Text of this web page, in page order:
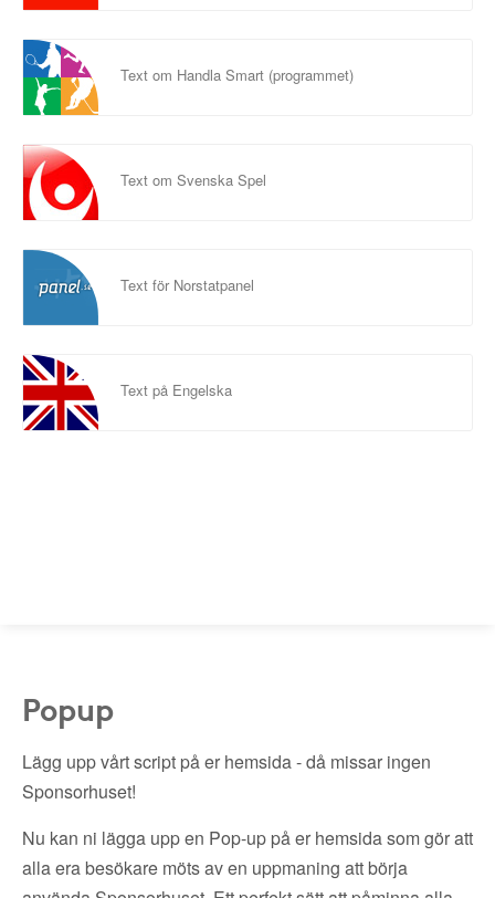
Text om Handla Smart (programmet)
Text om Svenska Spel
Text för Norstatpanel
Text på Engelska
Popup
Lägg upp vårt script på er hemsida - då missar ingen
Sponsorhuset!
Nu kan ni lägga upp en Pop-up på er hemsida som gör att
alla era besökare möts av en uppmaning att börja